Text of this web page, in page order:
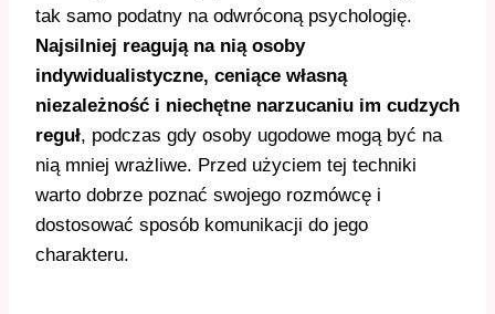
tak samo podatny na odwróconą psychologię.
Najsilniej reagują na nią osoby
indywidualistyczne, ceniące własną
niezależność i niechętne narzucaniu im cudzych
reguł, podczas gdy osoby ugodowe mogą być na
nią mniej wrażliwe. Przed użyciem tej techniki
warto dobrze poznać swojego rozmówcę i
dostosować sposób komunikacji do jego
charakteru.